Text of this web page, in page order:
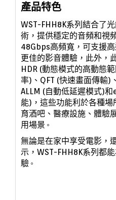
產品特色
WST-FHH8K系列結合了
術，提供穩定的音頻和視
48Gbps高頻寬，可支援
更佳的影音體驗 ， 此外，
HDR (動態模式的高動態
率)、QFT (快速畫面傳輸)
ALLM (自動低延遲模式)和
能) ， 這些功能利於各種
育酒吧、醫療設施、體驗
用場景 。
無論是在家中享受電影，
示，WST-FHH8K系列都
驗 。